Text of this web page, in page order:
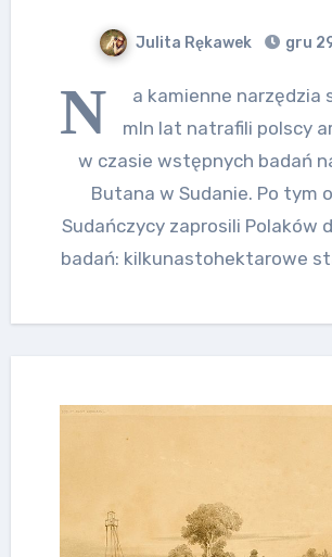
Julita Rękawek gru
N
a kamienne narzędzia
mln lat natrafili polscy
w czasie wstępnych badań
Butana w Sudanie. Po tym
Sudańczycy zaprosili Polaków
badań: kilkunastohektarowe